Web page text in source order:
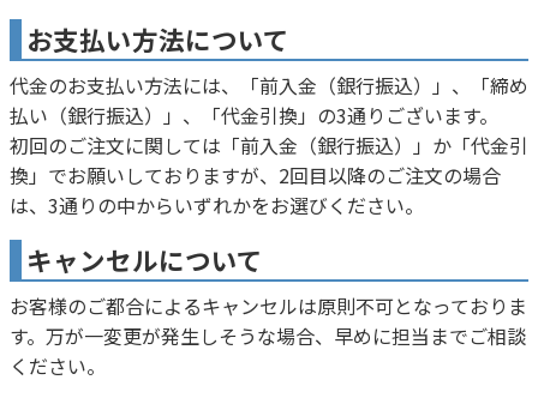
お支払い方法について
代金のお支払い方法には、「前入金（銀行振込）」、「締め
払い（銀行振込）」、「代金引換」の3通りございます。
初回のご注文に関しては「前入金（銀行振込）」か「代金引
換」でお願いしておりますが、2回目以降のご注文の場合
は、3通りの中からいずれかをお選びください。
キャンセルについて
お客様のご都合によるキャンセルは原則不可となっておりま
す。万が一変更が発生しそうな場合、早めに担当までご相談
ください。